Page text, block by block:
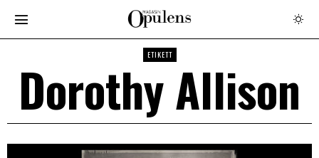
ETIKETT
Dorothy Allison